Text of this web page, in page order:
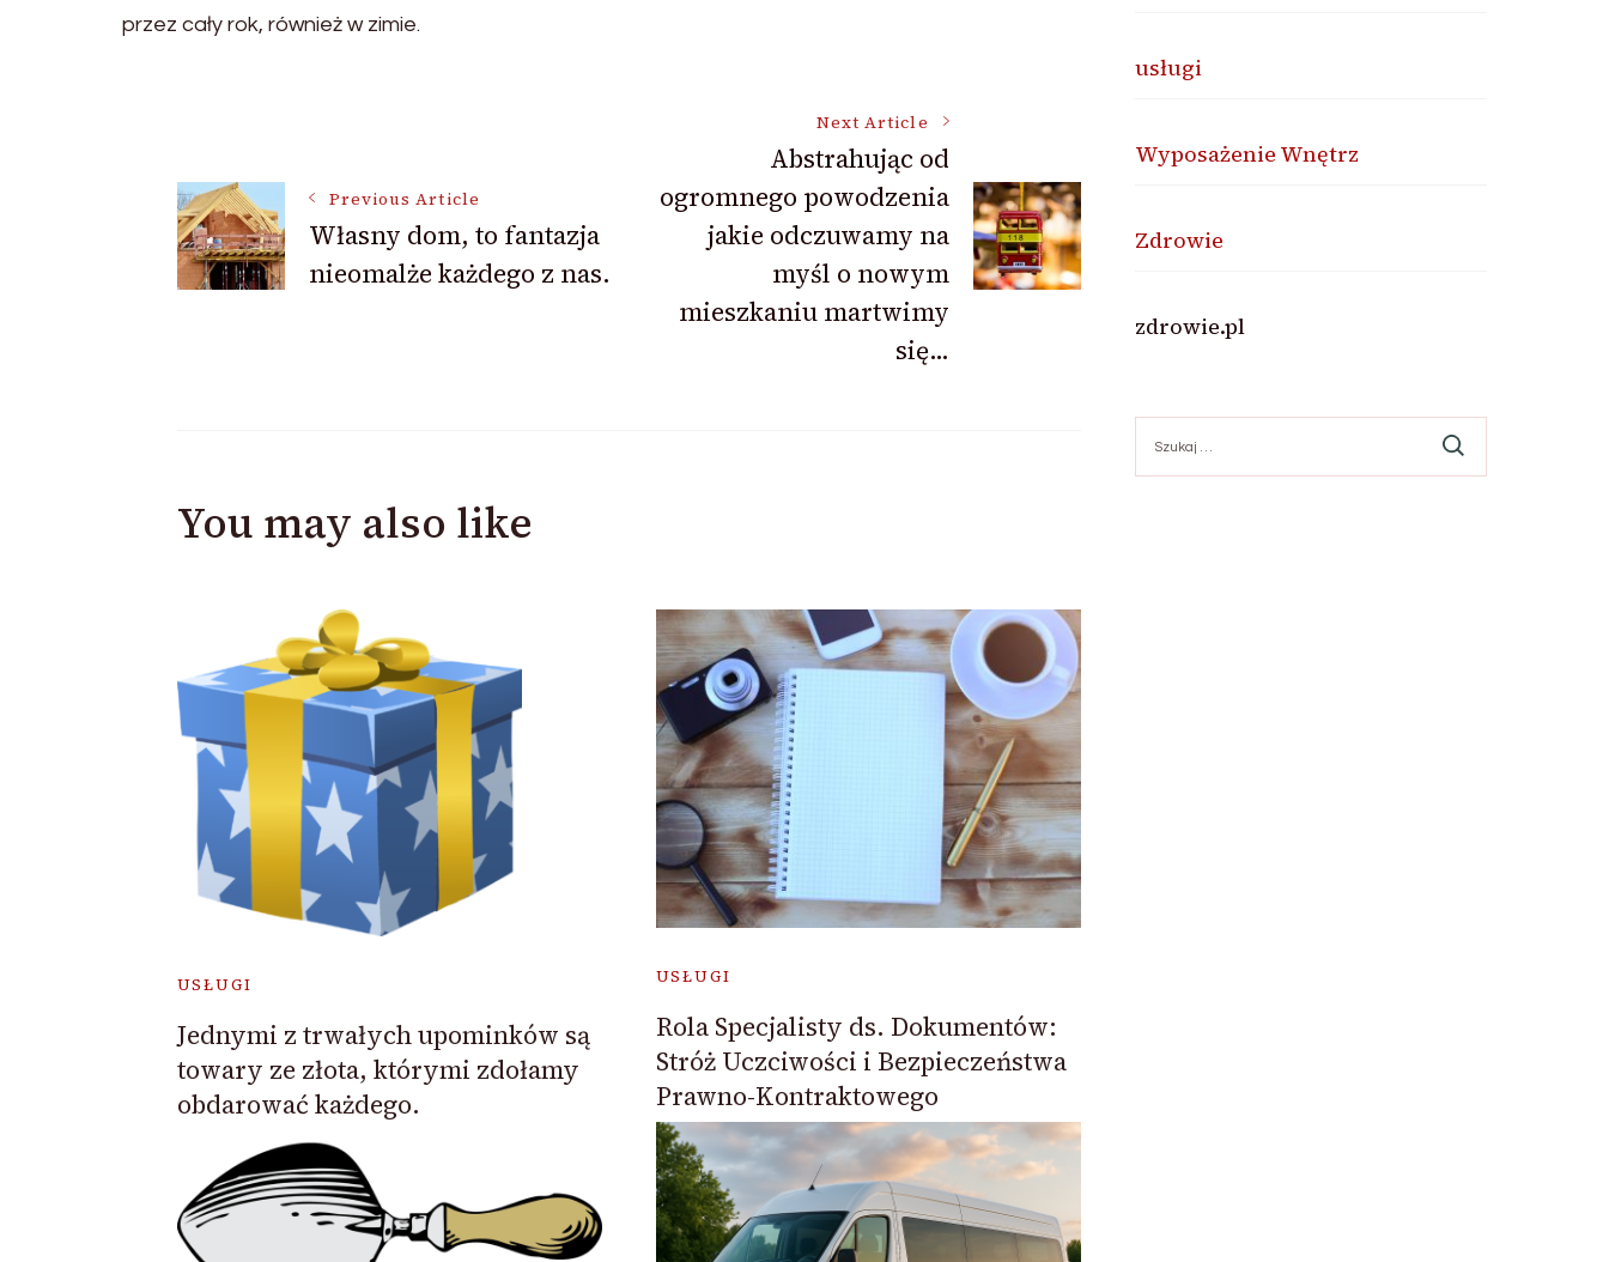
przez cały rok, również w zimie.
Navigation
Previous Article
Własny dom, to fantazja
nieomalże każdego z nas.
Next Article
Abstrahując od
ogromnego powodzenia
jakie odczuwamy na
myśl o nowym
mieszkaniu martwimy
się…
You may also like
USŁUGI
Jednymi z trwałych upominków są
towary ze złota, którymi zdołamy
obdarować każdego.
USŁUGI
Rola Specjalisty ds. Dokumentów:
Stróż Uczciwości i Bezpieczeństwa
Prawno-Kontraktowego
usługi
Wyposażenie Wnętrz
Zdrowie
zdrowie.pl